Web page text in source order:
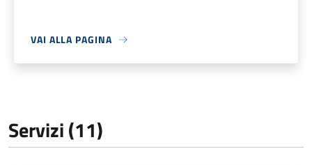
VAI ALLA PAGINA
Servizi (11)